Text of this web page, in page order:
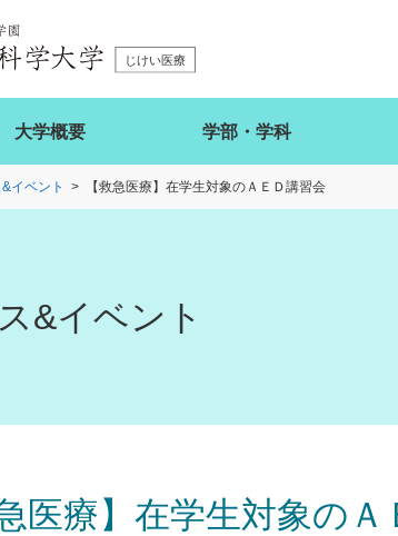
大学概要 学部・学科
イベント 【救急医療】在学生対象のＡＥＤ講習会
&イベント
急医療】在学生対象の